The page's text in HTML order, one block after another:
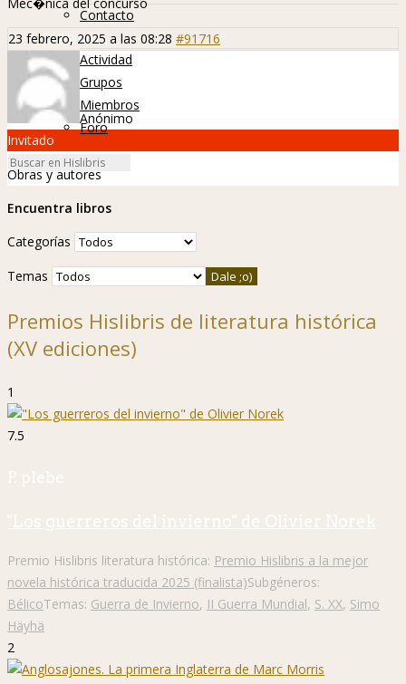
Contacto
Hislibreños
Actividad
Grupos
Miembros
Foro
23 febrero, 2025 a las 08:28 #91716
Anónimo
Invitado
Obras y autores
Encuentra libros
Categorías
Temas
Premios Hislibris de literatura histórica
(XV ediciones)
1
7.5
P. plebe
"Los guerreros del invierno" de Olivier Norek
Premio Hislibris literatura histórica: Premio Hislibris a la mejor
novela histórica traducida 2025 (finalista)Subgéneros:
BélicoTemas: Guerra de Invierno, II Guerra Mundial, S. XX, Simo
Häyhä
2